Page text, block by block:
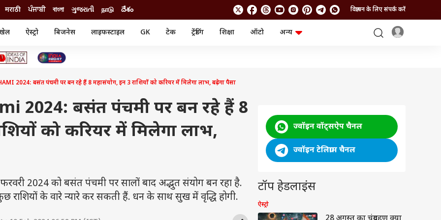
मराठी ਪੰਜਾਬੀ বাংলা ગુજરાતી நாடு దేశం विज्ञापन के लिए संपर्क करें
ऐस्ट्रो बिजनेस लाइफस्टाइल GK टेक ट्रेंडिंग शिक्षा ऑटो
अन्य
सिनेमा
आईपीओ
मोबाइल
चैटजीपीटी
गैजेट
फोटो गैलरी
जनरल नॉलेज
यूटिलिटी न्यूज़
2024: बसंत पंचमी पर बन रहे हैं 8 महासंयोग, इन 3 राशियों को करियर में मिलेगा लाभ, बढ़ेगा पैसा
2024: बसंत पंचमी पर बन रहे हैं 8
को करियर में मिलेगा लाभ,
2024 को बसंत पंचमी पर सालों बाद अद्भुत संयोग बन रहा है.
राशियों के वारे न्यारे कर सकती हैं. धन के साथ सुख में वृद्धि होगी.
ज्वॉइन वॉट्सऐप चैनल
ज्वॉइन टेलिग्राम चैनल
टॉप हेडलाइंस
ऐस्ट्रो